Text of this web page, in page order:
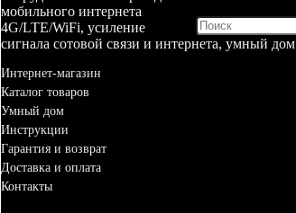
мобильного интернета
4G/LTE/WiFi, усиление
сигнала сотовой связи и интернета, умный дом
Интернет-магазин
Каталог товаров
Умный дом
Инструкции
Гарантия и возврат
Доставка и оплата
Контакты